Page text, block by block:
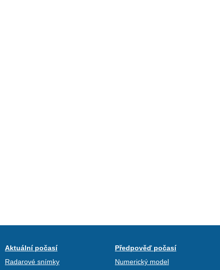
Aktuální počasí
Radarové snímky
Předpověď počasí
Numerický model